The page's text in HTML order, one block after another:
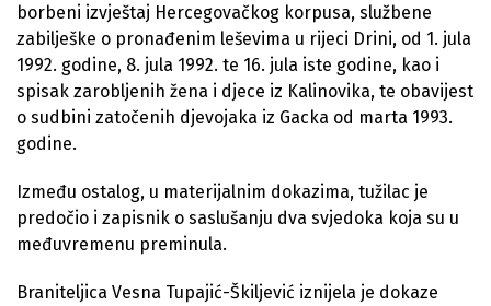
borbeni izvještaj Hercegovačkog korpusa, službene
zabilješke o pronađenim leševima u rijeci Drini, od 1. jula
1992. godine, 8. jula 1992. te 16. jula iste godine, kao i
spisak zarobljenih žena i djece iz Kalinovika, te obavijest
o sudbini zatočenih djevojaka iz Gacka od marta 1993.
godine.
Između ostalog, u materijalnim dokazima, tužilac je
predočio i zapisnik o saslušanju dva svjedoka koja su u
međuvremenu preminula.
Braniteljica Vesna Tupajić-Škiljević iznijela je dokaze